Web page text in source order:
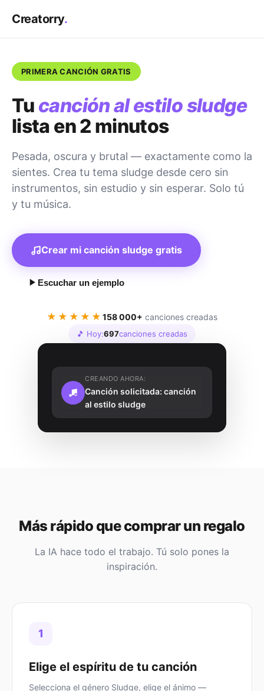
Creatorry.
PRIMERA CANCIÓN GRATIS
Tu canción al estilo sludge
lista en 2 minutos
Pesada, oscura y brutal — exactamente como la
sientes. Crea tu tema sludge desde cero sin
instrumentos, sin estudio y sin esperar. Solo tú
y tu música.
Crear mi canción sludge gratis
Escuchar un ejemplo
★★★★★ 158 000+ canciones creadas
🎵 Hoy:697canciones creadas
CREANDO AHORA:
Canción solicitada: canción
al estilo sludge
Más rápido que comprar un regalo
La IA hace todo el trabajo. Tú solo pones la
inspiración.
1
Elige el espíritu de tu canción
Selecciona el género Sludge, elige el ánimo —